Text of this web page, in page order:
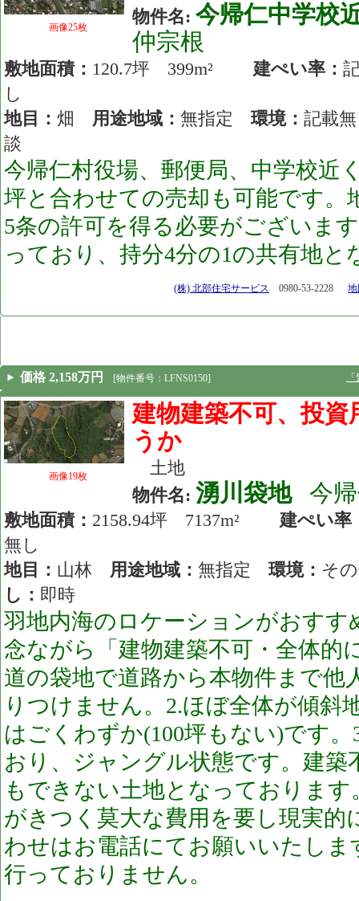
画像25枚
物件名: 今帰仁中学校
仲宗根
敷地面積： 120.7坪 399m² 建ぺい率：
し
地目： 畑 用途地域： 無指定 環境： 記載
談
今帰仁村役場、郵便局、中学校近
坪と合わせての売却も可能です。
5条の許可を得る必要がございま
っており、持分4分の1の共有地と
(株) 北部住宅サービス 0980-53-2228 地
価格 2,158万円 [物件番号：LFNS0150]
画像19枚
建物建築不可、投
うか
土地
物件名: 湧川袋地 今
敷地面積： 2158.94坪 7137m² 建ぺい率
無し
地目： 山林 用途地域： 無指定 環境： そ
し： 即時
羽地内海のロケーションがおすす
念ながら「建物建築不可・全体的
道の袋地で道路から本物件まで他
りつけません。2.ほぼ全体が傾斜
はごくわずか(100坪もない)です
おり、ジャングル状態です。建築
もできない土地となっておりま
がきつく莫大な費用を要し現実的
わせはお電話にてお願いいたし
行っておりません。